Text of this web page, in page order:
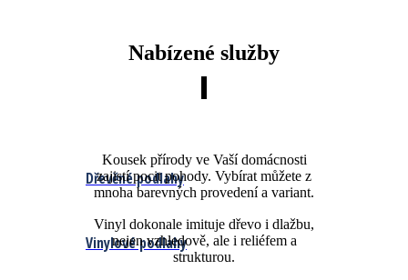
Nabízené služby
Dřevěné podlahy
Kousek přírody ve Vaší domácnosti
zajistí pocit pohody. Vybírat můžete z
mnoha barevných provedení a variant.
Vinylové podlahy
Vinyl dokonale imituje dřevo i dlažbu,
nejen vzhledově, ale i reliéfem a
strukturou.